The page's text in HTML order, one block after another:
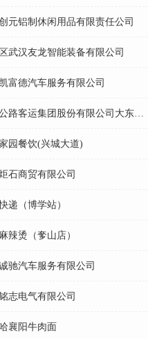
元铝制休闲用品有限责任公司
武汉友龙智能装备有限公司
富德汽车服务有限公司
园餐饮(兴城大道)
石商贸有限公司
递（博学站）
辣烫（奓山店）
驰汽车服务有限公司
志电气有限公司
襄阳牛肉面